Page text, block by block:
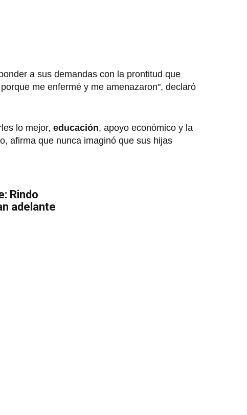
a sus demandas con la prontitud que
me enfermé y me amenazaron", declaró
lo mejor, educación, apoyo económico y la
afirma que nunca imaginó que sus hijas
Rindo
adelante